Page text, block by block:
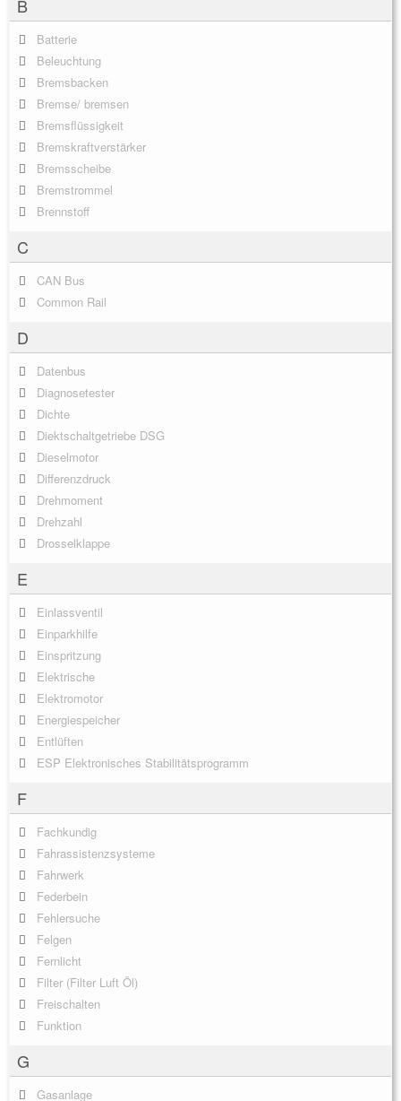
B
Batterie
Beleuchtung
Bremsbacken
Bremse/ bremsen
Bremsflüssigkeit
Bremskraftverstärker
Bremsscheibe
Bremstrommel
Brennstoff
C
CAN Bus
Common Rail
D
Datenbus
Diagnosetester
Dichte
Diektschaltgetriebe DSG
Dieselmotor
Differenzdruck
Drehmoment
Drehzahl
Drosselklappe
E
Einlassventil
Einparkhilfe
Einspritzung
Elektrische
Elektromotor
Energiespeicher
Entlüften
ESP Elektronisches Stabilitätsprogramm
F
Fachkundig
Fahrassistenzsysteme
Fahrwerk
Federbein
Fehlersuche
Felgen
Fernlicht
Filter (Filter Luft Öl)
Freischalten
Funktion
G
Gasanlage